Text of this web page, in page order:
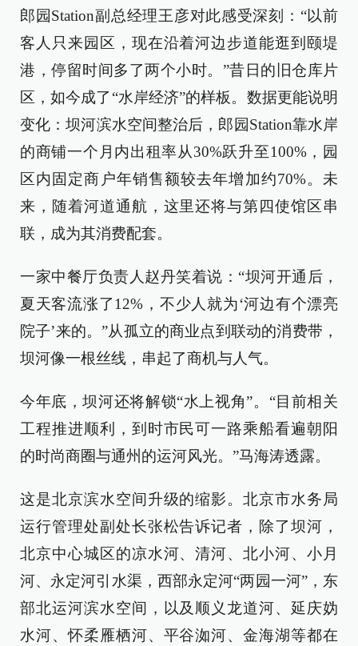
郎园Station副总经理王彦对此感受深刻：“以前
客人只来园区，现在沿着河边步道能逛到颐堤
港，停留时间多了两个小时。”昔日的旧仓库片
区，如今成了“水岸经济”的样板。数据更能说明
变化：坝河滨水空间整治后，郎园Station靠水岸
的商铺一个月内出租率从30%跃升至100%，园
区内固定商户年销售额较去年增加约70%。未
来，随着河道通航，这里还将与第四使馆区串
联，成为其消费配套。
一家中餐厅负责人赵丹笑着说：“坝河开通后，
夏天客流涨了12%，不少人就为‘河边有个漂亮
院子’来的。”从孤立的商业点到联动的消费带，
坝河像一根丝线，串起了商机与人气。
今年底，坝河还将解锁“水上视角”。“目前相关
工程推进顺利，到时市民可一路乘船看遍朝阳
的时尚商圈与通州的运河风光。”马海涛透露。
这是北京滨水空间升级的缩影。北京市水务局
运行管理处副处长张松告诉记者，除了坝河，
北京中心城区的凉水河、清河、北小河、小月
河、永定河引水渠，西部永定河“两园一河”，东
部北运河滨水空间，以及顺义龙道河、延庆妫
水河、怀柔雁栖河、平谷洳河、金海湖等都在